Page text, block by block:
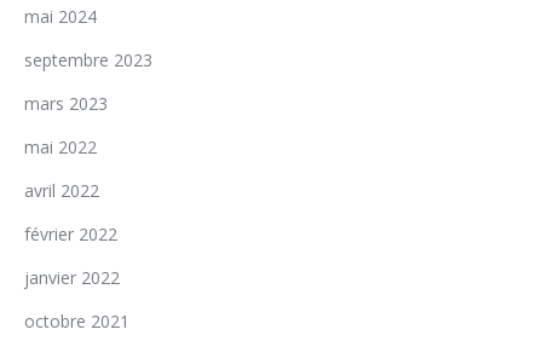
mai 2024
septembre 2023
mars 2023
mai 2022
avril 2022
février 2022
janvier 2022
octobre 2021